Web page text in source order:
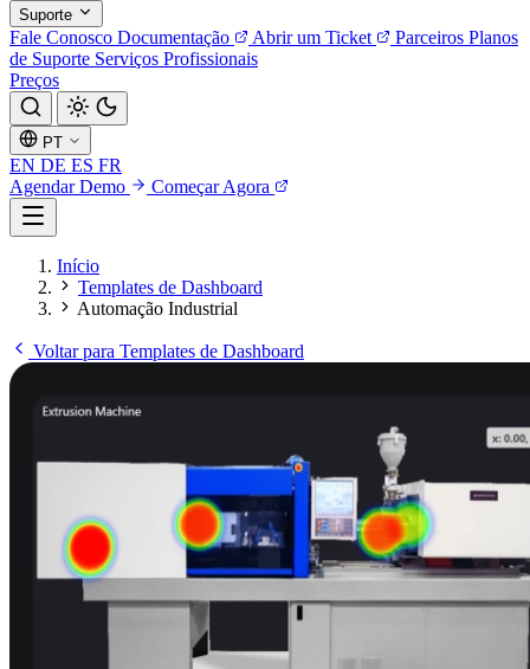
Suporte
Fale Conosco Documentação Abrir um Ticket Parceiros Planos
de Suporte Serviços Profissionais
Preços
PT
EN DE ES FR
Agendar Demo
Começar Agora
Início
Templates de Dashboard
Automação Industrial
Voltar para Templates de Dashboard